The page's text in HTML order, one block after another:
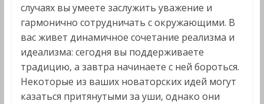
случаях вы умеете заслужить уважение и
гармонично сотрудничать с окружающими. В
вас живет динамичное сочетание реализма и
идеализма: сегодня вы поддерживаете
традицию, а завтра начинаете с ней бороться.
Некоторые из ваших новаторских идей могут
казаться притянутыми за уши, однако они